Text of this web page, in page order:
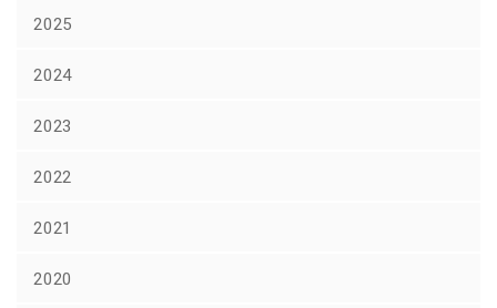
2025
2024
2023
2022
2021
2020